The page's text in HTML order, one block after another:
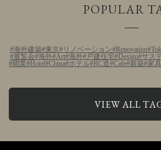
POPULAR
海外建築 東京 リノベーション Renovation
展覧会 海外 Art 海外 戸建住宅 Design サス
開業 Hotel China ホテル RC造 Cafe 新築 家具
VIEW ALL